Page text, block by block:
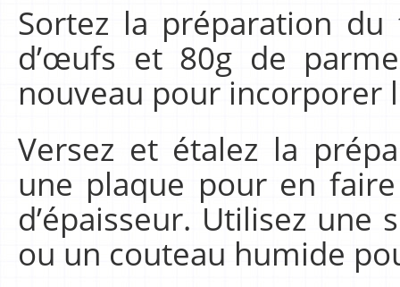
Sortez la préparation
d’œufs et 80g de
nouveau pour incorporer
Versez et étalez la
une plaque pour en
d’épaisseur. Utilisez une
ou un couteau humide